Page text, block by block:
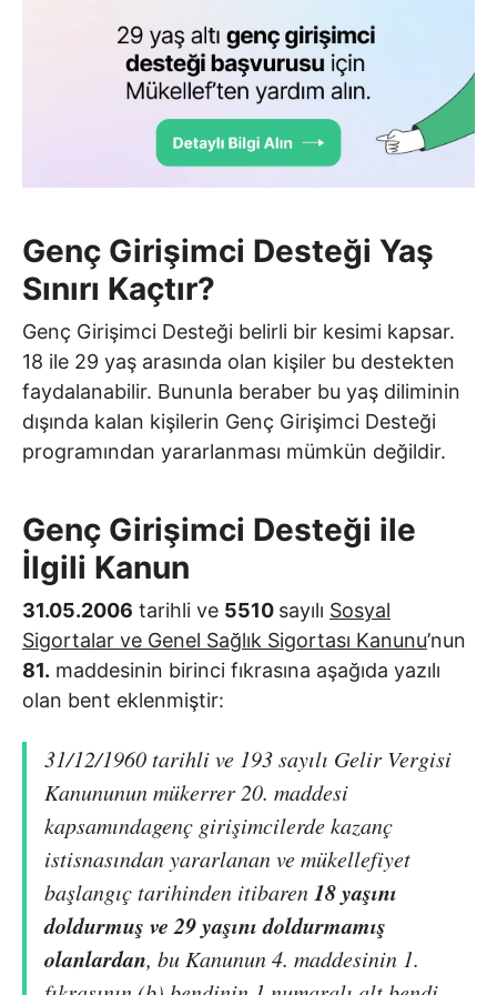
Genç Girişimci Desteği Yaş
Sınırı Kaçtır?
Genç Girişimci Desteği belirli bir kesimi kapsar.
18 ile 29 yaş arasında olan kişiler bu destekten
faydalanabilir. Bununla beraber bu yaş diliminin
dışında kalan kişilerin Genç Girişimci Desteği
programından yararlanması mümkün değildir.
Genç Girişimci Desteği ile
İlgili Kanun
31.05.2006 tarihli ve 5510 sayılı Sosyal
Sigortalar ve Genel Sağlık Sigortası Kanunu’nun
81. maddesinin birinci fıkrasına aşağıda yazılı
olan bent eklenmiştir:
31/12/1960 tarihli ve 193 sayılı Gelir Vergisi
Kanununun mükerrer 20. maddesi
kapsamındagenç girişimcilerde kazanç
istisnasından yararlanan ve mükellefiyet
başlangıç tarihinden itibaren18 yaşını
doldurmuş ve 29 yaşını doldurmamış
olanlardan, bu Kanunun 4. maddesinin 1.